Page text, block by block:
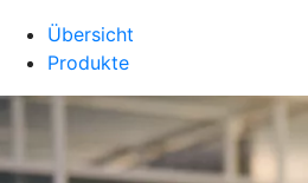
Übersicht
Produkte